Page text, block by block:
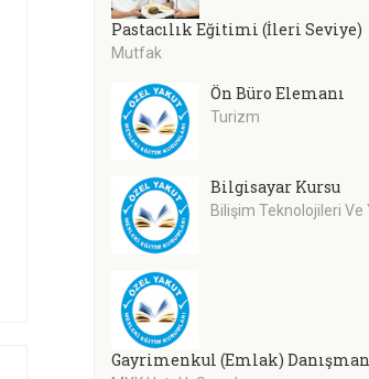
Pastacılık Eğitimi (İleri Seviye)
Mutfak
Ön Büro Elemanı
Turizm
Bilgisayar Kursu
Bilişim Teknolojileri Ve
Gayrimenkul (Emlak) Danışmanı